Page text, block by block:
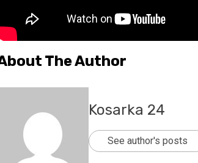
The Author
Kosarka 24
See author's posts